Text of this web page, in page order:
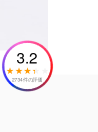
3.2
2734件の評価